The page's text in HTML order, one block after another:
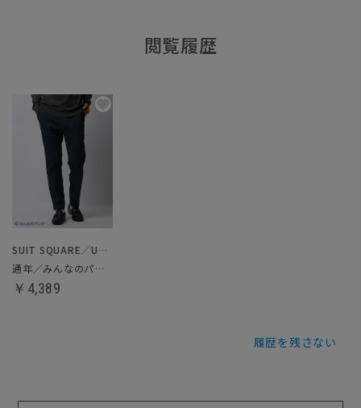
閲覧履歴
SUIT SQUARE／UNIVERSAL LANGUAGE
通年／みんなのパンツ
￥4,389
履歴を残さない